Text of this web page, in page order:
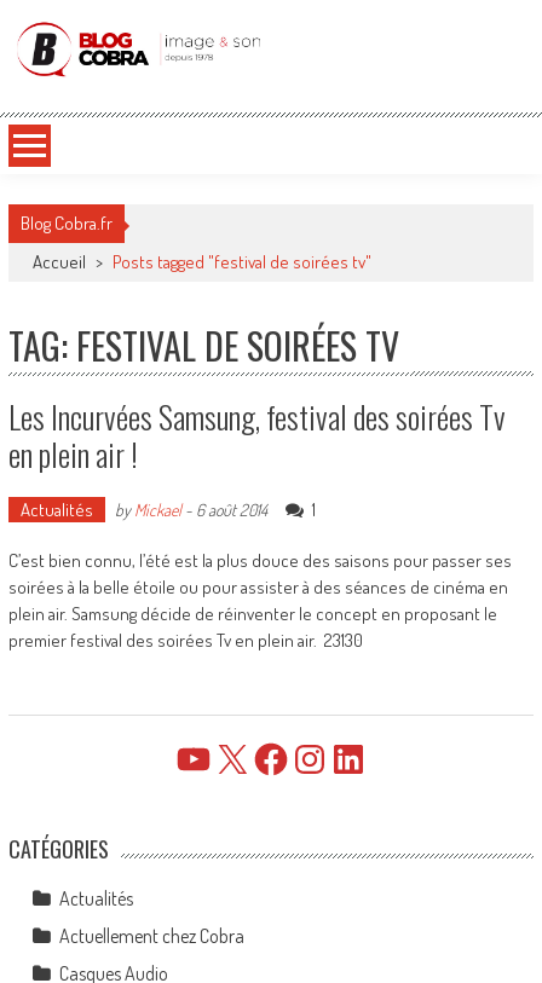
Blog Cobra
Blog Cobra.fr
Accueil > Posts tagged "festival de soirées tv"
TAG: FESTIVAL DE SOIRÉES TV
Les Incurvées Samsung, festival des soirées Tv
en plein air !
Actualités byMickael- 6 août 2014 1
C’est bien connu, l’été est la plus douce des saisons pour passer ses
soirées à la belle étoile ou pour assister à des séances de cinéma en
plein air. Samsung décide de réinventer le concept en proposant le
premier festival des soirées Tv en plein air. 23130
YouTube FacebookInstagramLinkedIn
CATÉGORIES
Actualités
Actuellement chez Cobra
Casques Audio